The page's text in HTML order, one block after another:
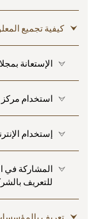
كيفية تجميع
الإستعانة
استخدام
إستخدام
المشاركة في
للتعريف
تعريف بالمؤسسات